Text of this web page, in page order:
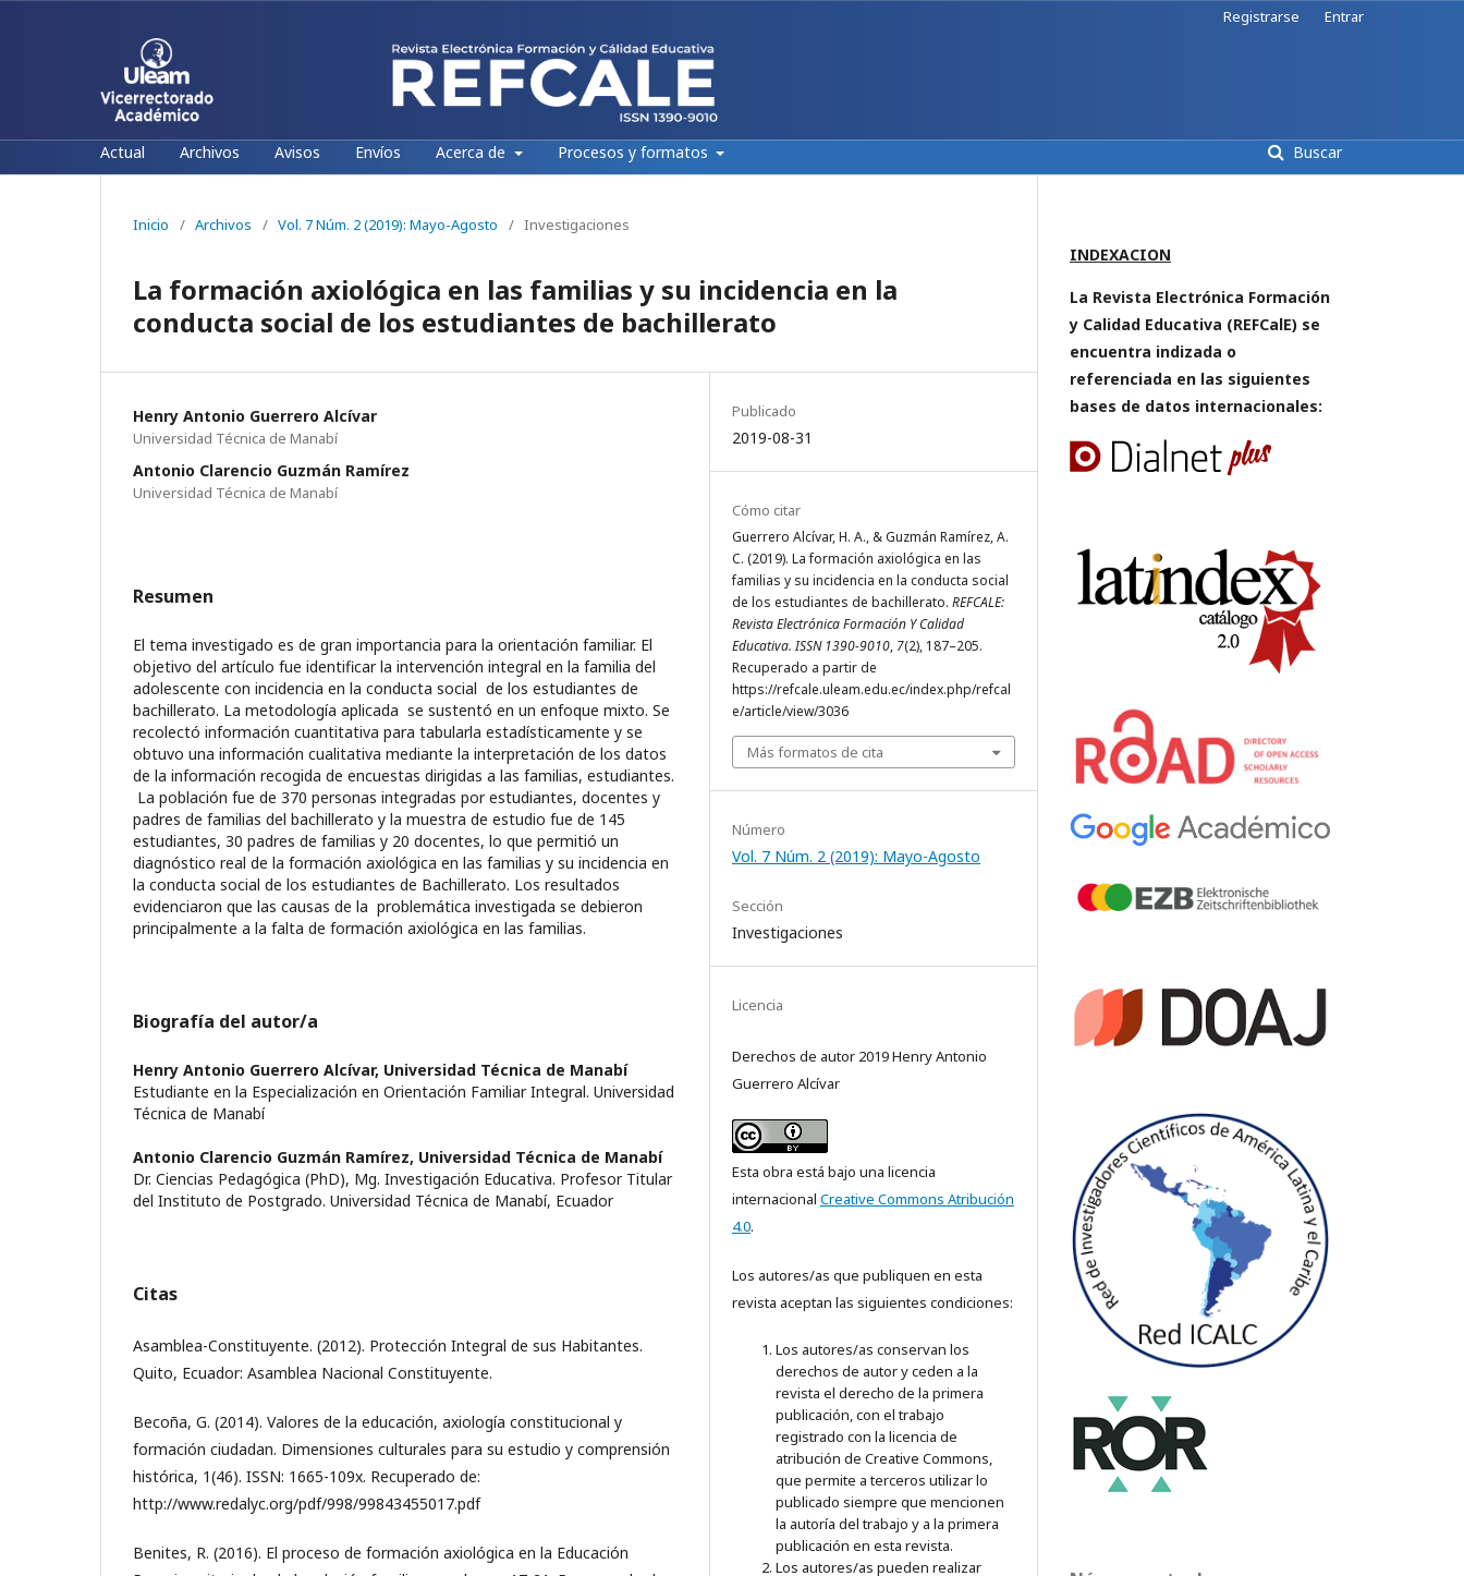
Actual Archivos Avisos Envíos Acerca de Procesos y formatos Buscar
Registrarse Entrar
Inicio / Archivos / Vol. 7 Núm. 2 (2019): Mayo-Agosto / Investigaciones
La formación axiológica en las familias y su incidencia en la
conducta social de los estudiantes de bachillerato
Henry Antonio Guerrero Alcívar
Universidad Técnica de Manabí
Antonio Clarencio Guzmán Ramírez
Universidad Técnica de Manabí
Resumen
El tema investigado es de gran importancia para la orientación familiar. El
objetivo del artículo fue identificar la intervención integral en la familia del
adolescente con incidencia en la conducta social de los estudiantes de
bachillerato. La metodología aplicada se sustentó en un enfoque mixto. Se
recolectó información cuantitativa para tabularla estadísticamente y se
obtuvo una información cualitativa mediante la interpretación de los datos
de la información recogida de encuestas dirigidas a las familias, estudiantes.
La población fue de 370 personas integradas por estudiantes, docentes y
padres de familias del bachillerato y la muestra de estudio fue de 145
estudiantes, 30 padres de familias y 20 docentes, lo que permitió un
diagnóstico real de la formación axiológica en las familias y su incidencia en
la conducta social de los estudiantes de Bachillerato. Los resultados
evidenciaron que las causas de la problemática investigada se debieron
principalmente a la falta de formación axiológica en las familias.
Biografía del autor/a
Henry Antonio Guerrero Alcívar, Universidad Técnica de Manabí
Estudiante en la Especialización en Orientación Familiar Integral. Universidad
Técnica de Manabí
Antonio Clarencio Guzmán Ramírez, Universidad Técnica de Manabí
Dr. Ciencias Pedagógica (PhD), Mg. Investigación Educativa. Profesor Titular
del Instituto de Postgrado. Universidad Técnica de Manabí, Ecuador
Citas
Asamblea-Constituyente. (2012). Protección Integral de sus Habitantes.
Quito, Ecuador: Asamblea Nacional Constituyente.
Becoña, G. (2014). Valores de la educación, axiología constitucional y
formación ciudadan. Dimensiones culturales para su estudio y comprensión
histórica, 1(46). ISSN: 1665-109x. Recuperado de:
http://www.redalyc.org/pdf/998/99843455017.pdf
Benites, R. (2016). El proceso de formación axiológica en la Educación
Publicado
2019-08-31
Cómo citar
Guerrero Alcívar, H. A., & Guzmán Ramírez, A.
C. (2019). La formación axiológica en las
familias y su incidencia en la conducta social
de los estudiantes de bachillerato. REFCALE:
Revista Electrónica Formación Y Calidad
Educativa. ISSN 1390-9010, 7(2), 187–205.
Recuperado a partir de
https://refcale.uleam.edu.ec/index.php/refcal
e/article/view/3036
Más formatos de cita
Número
Vol. 7 Núm. 2 (2019): Mayo-Agosto
Sección
Investigaciones
Licencia
Derechos de autor 2019 Henry Antonio
Guerrero Alcívar
Esta obra está bajo una licencia
internacional Creative Commons Atribución
4.0.
Los autores/as que publiquen en esta
revista aceptan las siguientes condiciones:
Los autores/as conservan los
derechos de autor y ceden a la
revista el derecho de la primera
publicación, con el trabajo
registrado con la licencia de
atribución de Creative Commons,
que permite a terceros utilizar lo
publicado siempre que mencionen
la autoría del trabajo y a la primera
publicación en esta revista.
Los autores/as pueden realizar
INDEXACION
La Revista Electrónica Formación
y Calidad Educativa (REFCalE) se
encuentra indizada o
referenciada en las siguientes
bases de datos internacionales: